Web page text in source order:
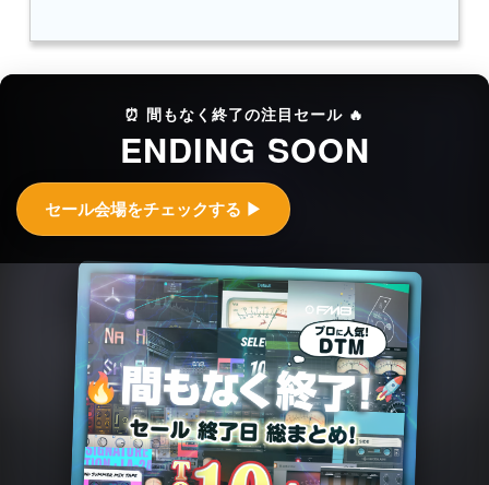
⏰ 間もなく終了の注目セール 🔥
ENDING SOON
セール会場をチェックする ▶︎